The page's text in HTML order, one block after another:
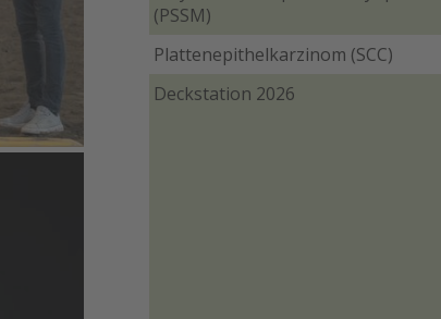
(PSSM)
Plattenepithelkarzinom (SCC)
Deckstation 2026